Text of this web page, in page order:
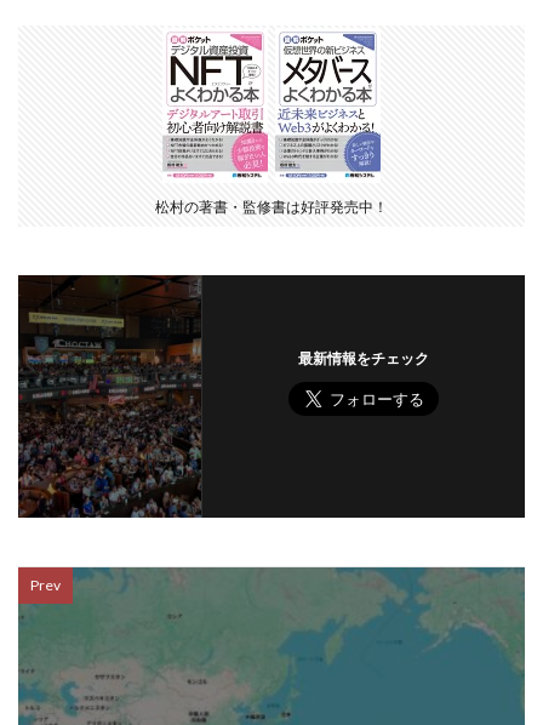
松村の著書・監修書は好評発売中！
最新情報をチェック
Prev